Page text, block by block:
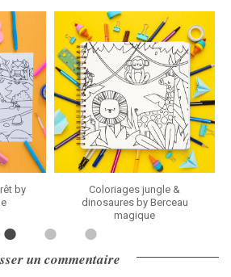
by
Coloriages jungle &
dinosaures by Berceau
magique
un commentaire